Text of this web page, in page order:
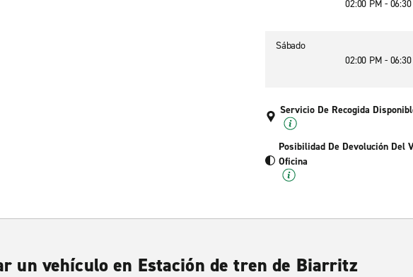
02:00 PM -
Sábado
02:00 PM -
Servicio De Recogida
Posibilidad De Devolución Del
Oficina
un vehículo en Estación de tren de Biarritz